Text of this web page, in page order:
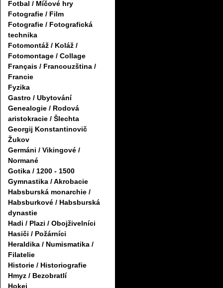
Fotbal / Míčové hry
Fotografie / Film
Fotografie / Fotografická
technika
Fotomontáž / Koláž /
Fotomontage / Collage
Français / Francouzština /
Francie
Fyzika
Gastro / Ubytování
Genealogie / Rodová
aristokracie / Šlechta
Georgij Konstantinovič
Žukov
Germáni / Vikingové /
Normané
Gotika / 1200 - 1500
Gymnastika / Akrobacie
Habsburská monarchie /
Habsburkové / Habsburská
dynastie
Hadi / Plazi / Obojživelníci
Hasiči / Požárníci
Heraldika / Numismatika /
Filatelie
Historie / Historiografie
Hmyz / Bezobratlí
Hokej